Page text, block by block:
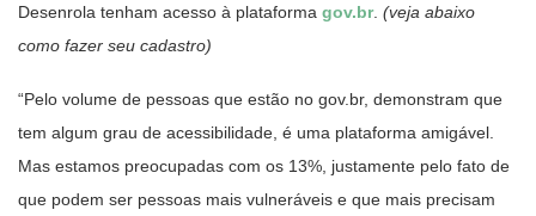
Desenrola tenham acesso à plataforma gov.br. (veja abaixo
como fazer seu cadastro)
“Pelo volume de pessoas que estão no gov.br, demonstram que
tem algum grau de acessibilidade, é uma plataforma amigável.
Mas estamos preocupadas com os 13%, justamente pelo fato de
que podem ser pessoas mais vulneráveis e que mais precisam